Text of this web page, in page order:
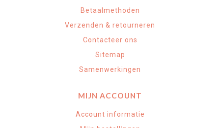
Betaalmethoden
Verzenden & retourneren
Contacteer ons
Sitemap
Samenwerkingen
MIJN ACCOUNT
Account informatie